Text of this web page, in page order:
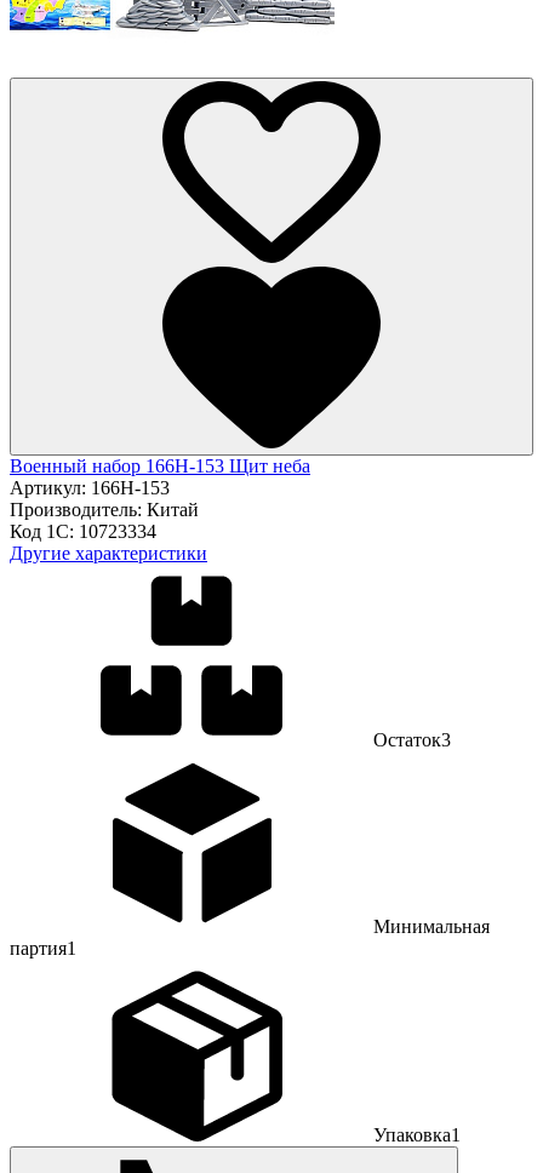
Военный набор 166H-153 Щит неба
Артикул: 166H-153
Производитель: Китай
Код 1С: 10723334
Другие характеристики
Остаток3
Минимальная
партия1
Упаковка1